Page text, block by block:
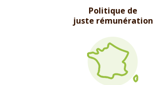
Politique de
juste rémunération